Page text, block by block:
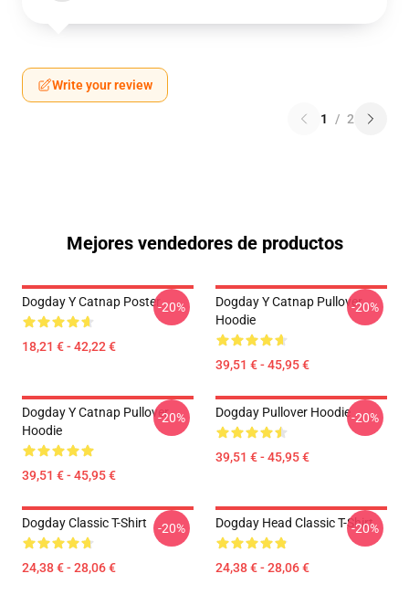
Write your review
1 / 2
Mejores vendedores de productos
Dogday Y Catnap Poster
18,21 € - 42,22 €
-20%
Dogday Y Catnap Pullover
Hoodie
39,51 € - 45,95 €
-20%
Dogday Y Catnap Pullover
Hoodie
39,51 € - 45,95 €
-20% Dogday Pullover Hoodie
39,51 € - 45,95 €
-20%
Dogday Classic T-Shirt
24,38 € - 28,06 €
-20% Dogday Head Classic T-Shirt
24,38 € - 28,06 €
-20%